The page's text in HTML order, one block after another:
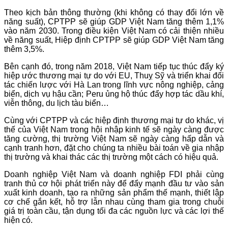
Theo kịch bản thông thường (khi không có thay đổi lớn về
năng suất), CPTPP sẽ giúp GDP Việt Nam tăng thêm 1,1%
vào năm 2030. Trong điều kiện Việt Nam có cải thiện nhiều
về năng suất, Hiệp định CPTPP sẽ giúp GDP Việt Nam tăng
thêm 3,5%.
Bên cạnh đó, trong năm 2018, Việt Nam tiếp tục thúc đẩy ký
hiệp ước thương mại tự do với EU, Thuỵ Sỹ và triển khai đối
tác chiến lược với Hà Lan trong lĩnh vực nông nghiệp, cảng
biển, dịch vụ hậu cần; Peru ủng hộ thúc đẩy hợp tác dầu khí,
viễn thông, du lịch tàu biển…
Cùng với CPTPP và các hiệp định thương mại tự do khác, vị
thế của Việt Nam trong hội nhập kinh tế sẽ ngày càng được
tăng cường, thị trường Việt Nam sẽ ngày càng hấp dẫn và
cạnh tranh hơn, đặt cho chúng ta nhiều bài toán về gia nhập
thị trường và khai thác các thị trường một cách có hiệu quả.
Doanh nghiệp Việt Nam và doanh nghiệp FDI phải cùng
tranh thủ cơ hội phát triển này để đẩy mạnh đầu tư vào sản
xuất kinh doanh, tạo ra những sản phẩm thế mạnh, thiết lập
cơ chế gắn kết, hỗ trợ lẫn nhau cùng tham gia trong chuỗi
giá trị toàn cầu, tận dụng tối đa các nguồn lực và các lợi thế
hiện có.